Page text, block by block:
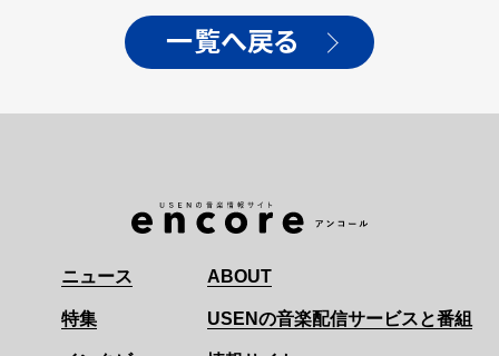
一覧へ戻る
ニュース
特集
ABOUT
USENの音楽配信サービスと番組